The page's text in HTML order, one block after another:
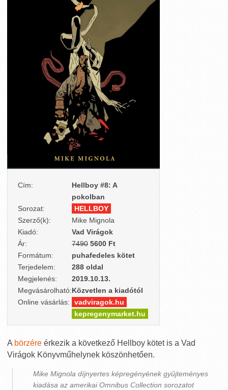
Cím:
Hellboy #8: A
pokolban
Sorozat:
HELLBOY
Szerző(k):
Mike Mignola
Kiadó:
Vad Virágok
Ár:
7490 5600 Ft
Formátum:
puhafedeles kötet
Terjedelem:
288 oldal
Megjelenés:
2019.10.13.
Megvásárolható:Közvetlen a kiadótól
Online vásárlás:
vadviragok.hu
kepregenymarket.hu
A börzére érkezik a következő Hellboy kötet is a Vad
Virágok Könyvműhelynek köszönhetően.
Mike Mignola díjnyertes képregényének gyűjteményes
kiadása az amerikai Omnibus Collection sorozatot